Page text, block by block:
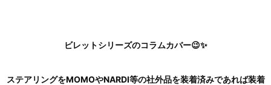
ビレットシリーズのコラムカバー😉✨
ステアリングをMOMOやNARDI等の社外品を装着済みであれば装着